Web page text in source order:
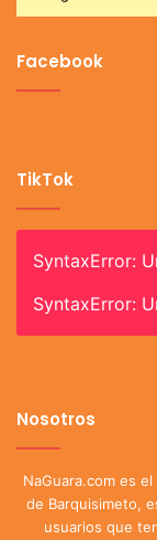
Facebook
TikTok
SyntaxError:
SyntaxError:
Nosotros
NaGuara.com es
de Barquisimeto,
usuarios que